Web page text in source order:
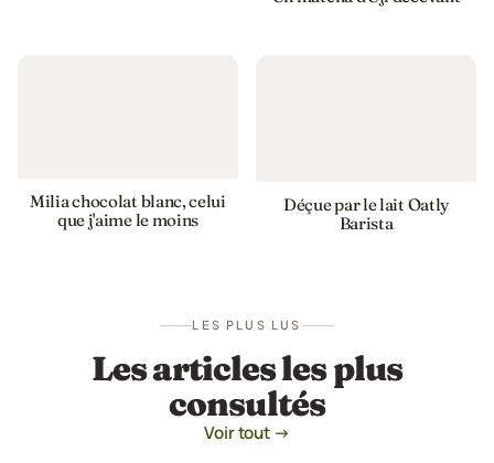
Milia chocolat blanc, celui
que j'aime le moins
Déçue par le lait Oatly
Barista
LES PLUS LUS
Les articles les plus
consultés
Voir tout →